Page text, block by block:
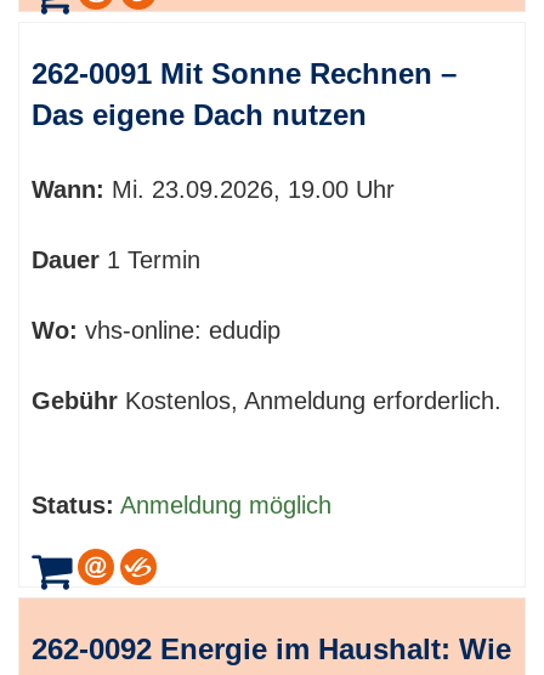
262-0091 Mit Sonne Rechnen –
Das eigene Dach nutzen
Wann: Mi. 23.09.2026, 19.00 Uhr
Dauer 1 Termin
Wo: vhs-online: edudip
Gebühr Kostenlos, Anmeldung erforderlich.
Status: Anmeldung möglich
262-0092 Energie im Haushalt: Wie